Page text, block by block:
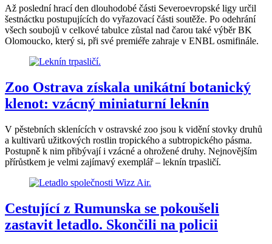
Až poslední hrací den dlouhodobé části Severoevropské ligy určil
šestnáctku postupujících do vyřazovací části soutěže. Po odehrání
všech soubojů v celkové tabulce zůstal nad čarou také výběr BK
Olomoucko, který si, při své premiéře zahraje v ENBL osmifinále.
Zoo Ostrava získala unikátní botanický
klenot: vzácný miniaturní leknín
V pěstebních sklenících v ostravské zoo jsou k vidění stovky druhů
a kultivarů užitkových rostlin tropického a subtropického pásma.
Postupně k nim přibývají i vzácné a ohrožené druhy. Nejnovějším
přírůstkem je velmi zajímavý exemplář – leknín trpasličí.
Cestující z Rumunska se pokoušeli
zastavit letadlo. Skončili na policii